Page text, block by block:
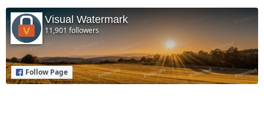
Visual Watermark
11,901 followers
Follow Page